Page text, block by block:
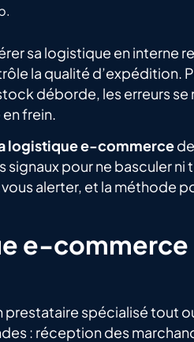
sa logistique en interne
la qualité d’expédition.
déborde, les erreurs se
frein.
logistique e-commerce
pour ne basculer
alerter, et la méthode
e-commerce
prestataire spécialisé tout
: réception des